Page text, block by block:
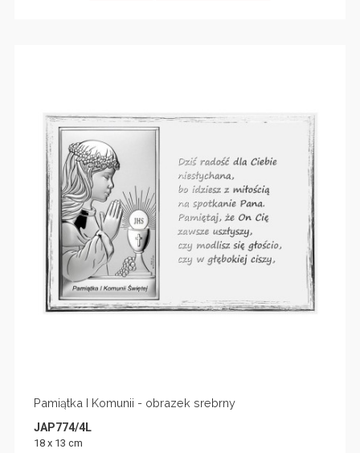
Pamiątka I Komunii - obrazek srebrny
JAP774/4L
18 x 13 cm